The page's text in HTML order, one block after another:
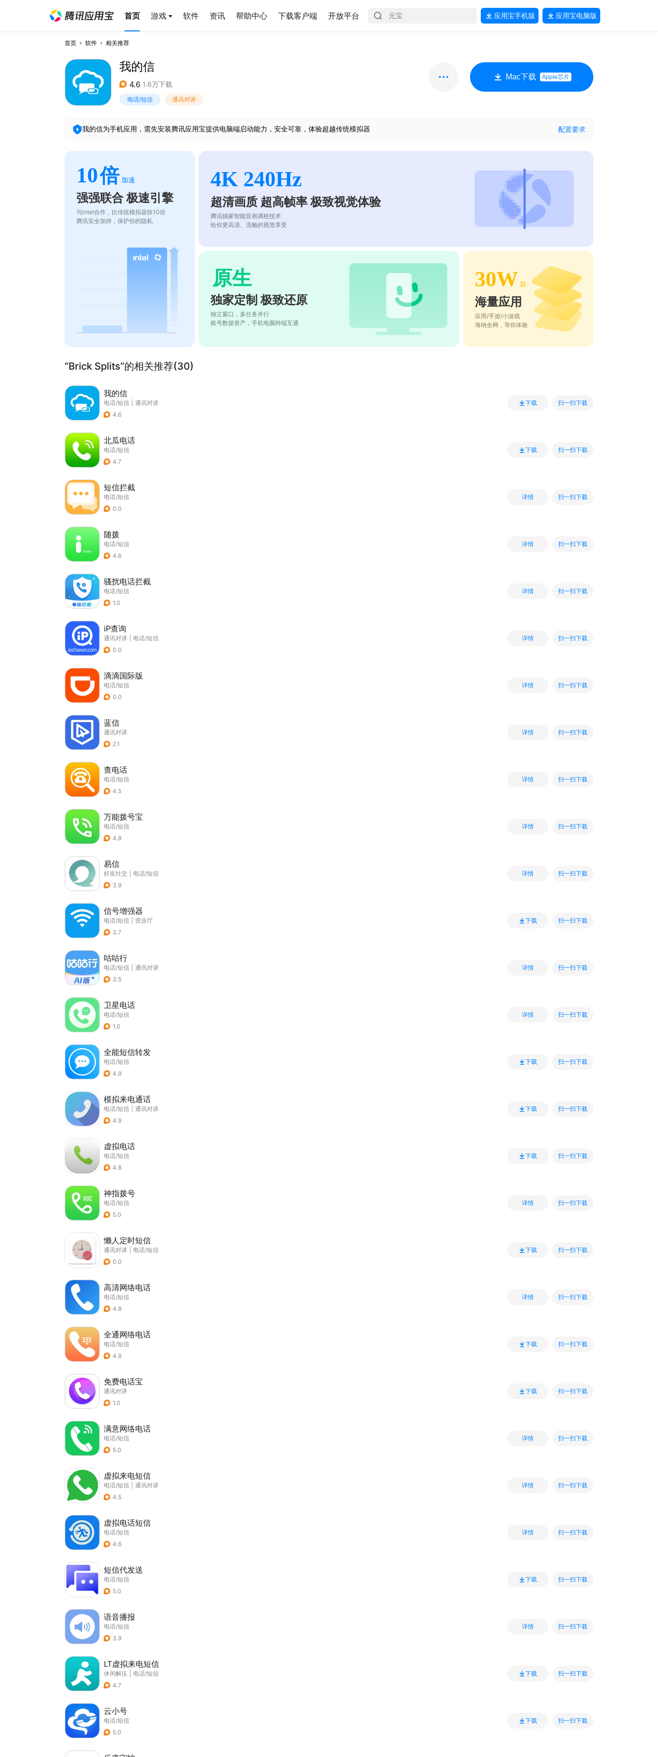
首页 游戏 软件 资讯 帮助中心 下载客户端 开放平台 应用宝手机版 应用宝电脑版
首页 软件 相关推荐
我的信
4.6 1.6万下载
电话/短信 通讯对讲
Mac下载 Apple芯片
我的信为手机应用，需先安装腾讯应用宝提供电脑端启动能力，安全可靠，体验超越传统模拟器 配置要求
10倍 加速
强强联合 极速引擎
与intel合作，比传统模拟器快10倍
腾讯安全加持，保护你的隐私
4K 240Hz
超清画质 超高帧率 极致视觉体验
腾讯独家智能音画调校技术
给你更高清、流畅的视觉享受
原生
独家定制 极致还原
独立窗口，多任务并行
账号数据资产，手机电脑跨端互通
30W 款
海量应用
应用/手游/小游戏
海纳全网，等你体验
“Brick Splits”的相关推荐(30)
我的信
电话/短信
通讯对讲
4.6
下载 扫一扫下载
北瓜电话
电话/短信
4.7
下载 扫一扫下载
短信拦截
电话/短信
0.0
详情 扫一扫下载
随拨
电话/短信
4.6
详情 扫一扫下载
骚扰电话拦截
电话/短信
1.0
详情 扫一扫下载
iP查询
通讯对讲
电话/短信
0.0
详情 扫一扫下载
滴滴国际版
电话/短信
0.0
详情 扫一扫下载
蓝信
通讯对讲
2.1
详情 扫一扫下载
查电话
电话/短信
4.5
详情 扫一扫下载
万能拨号宝
电话/短信
4.8
详情 扫一扫下载
易信
好友社交
电话/短信
3.9
详情 扫一扫下载
信号增强器
电话/短信
营业厅
3.7
下载 扫一扫下载
咕咕行
电话/短信
通讯对讲
3.5
详情 扫一扫下载
卫星电话
电话/短信
1.0
详情 扫一扫下载
全能短信转发
电话/短信
4.9
下载 扫一扫下载
模拟来电通话
电话/短信
通讯对讲
4.9
下载 扫一扫下载
虚拟电话
电话/短信
4.8
下载 扫一扫下载
神指拨号
电话/短信
5.0
详情 扫一扫下载
懒人定时短信
通讯对讲
电话/短信
0.0
下载 扫一扫下载
高清网络电话
电话/短信
4.8
详情 扫一扫下载
全通网络电话
电话/短信
4.9
下载 扫一扫下载
免费电话宝
通讯对讲
1.0
下载 扫一扫下载
满意网络电话
电话/短信
5.0
详情 扫一扫下载
虚拟来电短信
电话/短信
通讯对讲
4.5
详情 扫一扫下载
虚拟电话短信
电话/短信
4.6
详情 扫一扫下载
短信代发送
电话/短信
5.0
下载 扫一扫下载
语音播报
电话/短信
3.9
详情 扫一扫下载
LT虚拟来电短信
休闲解压
电话/短信
4.7
下载 扫一扫下载
云小号
电话/短信
5.0
下载 扫一扫下载